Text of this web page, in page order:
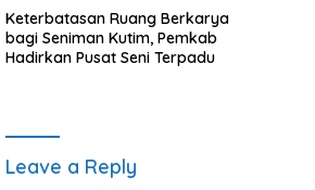
Keterbatasan Ruang Berkarya
bagi Seniman Kutim, Pemkab
Hadirkan Pusat Seni Terpadu
Leave a Reply